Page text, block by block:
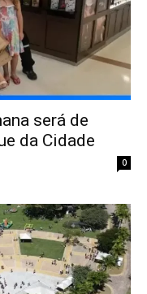
será de
da Cidade
0